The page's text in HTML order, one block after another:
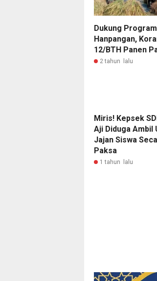
Dukung Program
Hanpangan,
12/BTH Panen
2 tahun lalu
Miris! Kepsek
Aji Diduga Ambil
Jajan Siswa
Paksa
1 tahun lalu